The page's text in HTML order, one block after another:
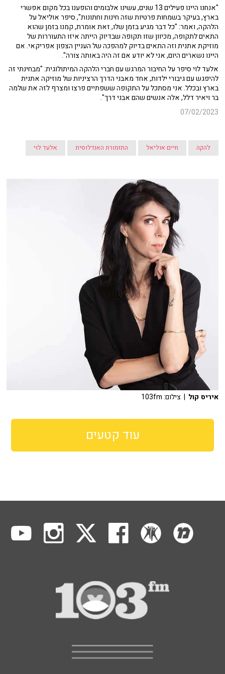
"אנחנו היינו פעילים 13 שנים, עשינו אלבומים והופענו בכל מקום אפשרי
בארץ, בעיקר בשמחות פרטיות שזה חינות וחתונות", סיפר אוליאל על
הלהקה, ואמר: "כל דבר מגיע בזמן שלו, זאת אומרת, קמנו בזמן שהוא
התאים לתקופה, מכיוון שזו תקופה שבדיוק הייתה איזו התעוררות של
מוזיקת אתנית וזה התאים בדיוק למהפכה של העניין הצפון אפריקאי. אם
היינו נשארים היום, אני לא יודע אם זה היה באותה צורה".
אלעד לוי סיפר על החיבור המרגש עם חברי הלהקה המיתולוגית: "מבחינתי זה
להיפגש עם גיבורי ילדות, אחד מאבני הדרך הרציניות של מוזיקה אתנית
בארץ ובכלל. אני מסתכל על התקופה ששפתיים פרצו ומצרף לזה את שלמה
בר ויאיר דלל, אלה אנשים שהם אבני דרך".
07/02/2023
להקה חיים אוליאל התזמורת האנדלוסית אלעד לוי
איריס קול | צילום: 103fm
עוד קטעים